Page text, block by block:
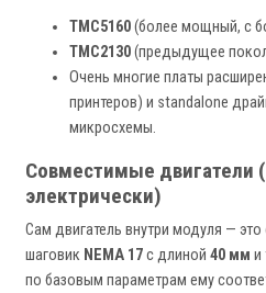
TMC5160(более мощный, с
TMC2130(предыдущее
Очень многие платы
принтеров) и standalone
микросхемы.
Совместимые двигатели
электрически)
Сам двигатель внутри модуля —
шаговик NEMA 17с длиной 40 мм и
по базовым параметрам ему